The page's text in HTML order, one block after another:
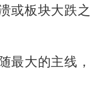
或板块大跌之
最大的主线